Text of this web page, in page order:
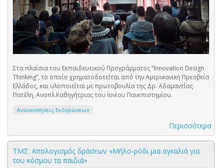
Στα πλαίσια του Εκπαιδευτικού Προγράμματος “Innovation Design
Thinking”, το οποίο χρηματοδοτείται από την Αμερικανική Πρεσβεία
Ελλάδος, και υλοποιείται με πρωτοβουλία της Δρ. Αδαμαντίας
Πατέλη, Αναπλ.Καθηγήτριας του Ιονίου Πανεπιστημίου.
Ανασκοπήσεις Εκδηλώσεων
Περισσότερα
ΤΜΣ: Απολογισμός δράσεων «Μήλο-ρόδι μια αγκαλιά για
του κόσμου τα παιδιά»